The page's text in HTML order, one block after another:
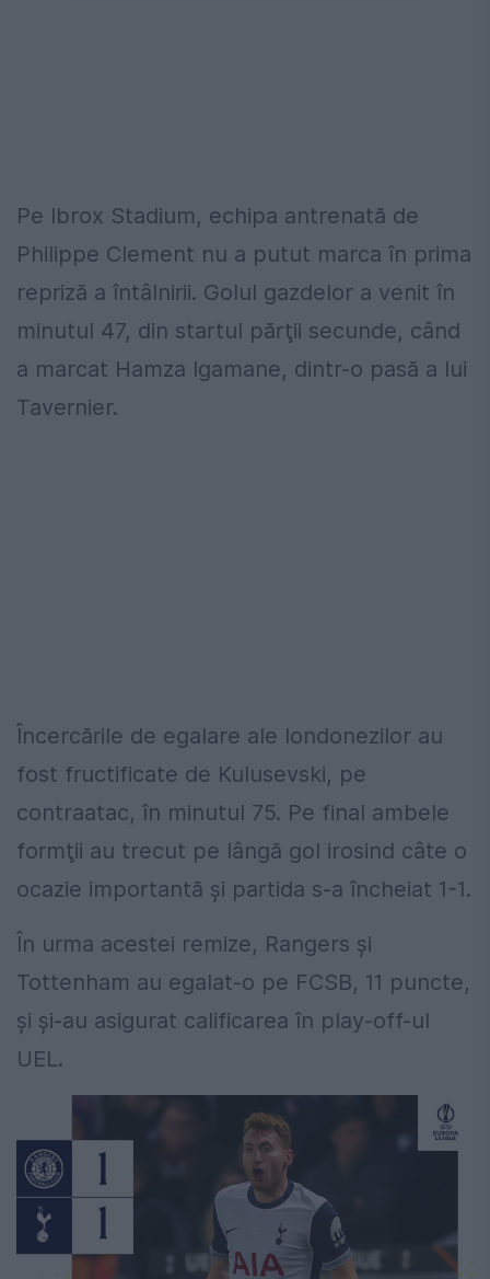
Pe Ibrox Stadium, echipa antrenată de
Philippe Clement nu a putut marca în prima
repriză a întâlnirii. Golul gazdelor a venit în
minutul 47, din startul părţii secunde, când
a marcat Hamza Igamane, dintr-o pasă a lui
Tavernier.
Încercările de egalare ale londonezilor au
fost fructificate de Kulusevski, pe
contraatac, în minutul 75. Pe final ambele
formţii au trecut pe lângă gol irosind câte o
ocazie importantă şi partida s-a încheiat 1-1.
În urma acestei remize, Rangers și
Tottenham au egalat-o pe FCSB, 11 puncte,
și și-au asigurat calificarea în play-off-ul
UEL.